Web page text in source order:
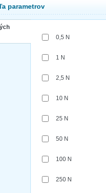
parametrov
0,5 N
1 N
2,5 N
10 N
25 N
50 N
100 N
250 N